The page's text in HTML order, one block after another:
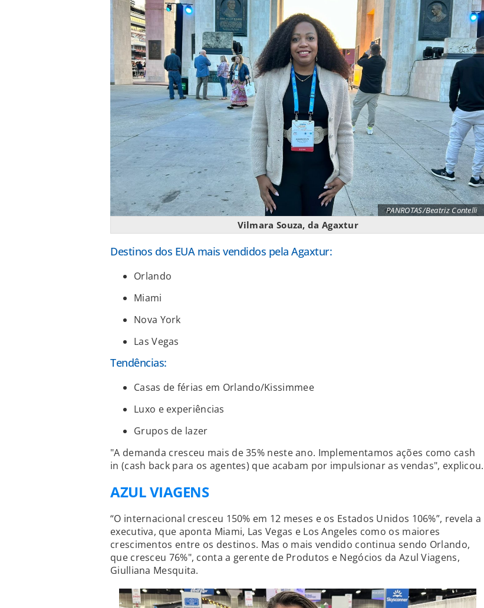
PANROTAS/Beatriz Contelli
Vilmara Souza, da Agaxtur
Destinos dos EUA mais vendidos pela Agaxtur:
Orlando
Miami
Nova York
Las Vegas
Tendências:
Casas de férias em Orlando/Kissimmee
Luxo e experiências
Grupos de lazer
"A demanda cresceu mais de 35% neste ano. Implementamos ações como cash
in (cash back para os agentes) que acabam por impulsionar as vendas", explicou.
AZUL VIAGENS
“O internacional cresceu 150% em 12 meses e os Estados Unidos 106%”, revela a
executiva, que aponta Miami, Las Vegas e Los Angeles como os maiores
crescimentos entre os destinos. Mas o mais vendido continua sendo Orlando,
que cresceu 76%", conta a gerente de Produtos e Negócios da Azul Viagens,
Giulliana Mesquita.